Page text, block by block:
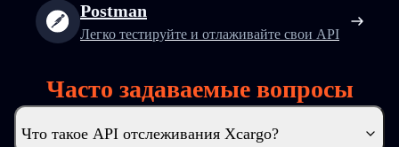
Postman
Легко тестируйте и отлаживайте свои API
Часто задаваемые вопросы
Что такое API отслеживания Xcargo?